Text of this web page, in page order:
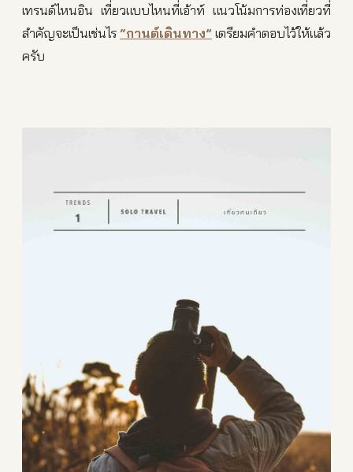
เทรนด์ไหนอิน เที่ยวแบบไหนที่เอ้าท์ แนวโน้มการท่องเที่ยวที่
สำคัญจะเป็นเช่นไร “กานต์เดินทาง” เตรียมคำตอบไว้ให้แล้ว
ครับ